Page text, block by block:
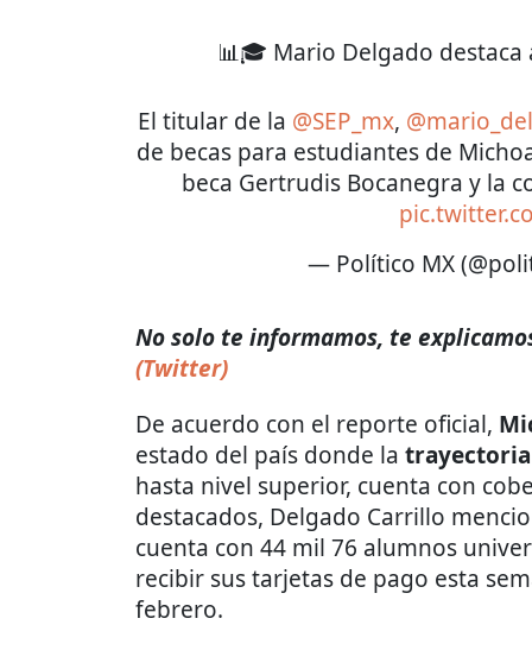
📊🎓 Mario Delgado
El titular de la @SEP_mx,
de becas para estudiantes de
beca Gertrudis Bocanegra y la
— Político MX
No solo te informamos, te
(Twitter)
De acuerdo con el reporte oficial,
estado del país donde la
hasta nivel superior, cuenta con
destacados, Delgado Carrillo
cuenta con 44 mil 76 alumnos
recibir sus tarjetas de pago esta
febrero.